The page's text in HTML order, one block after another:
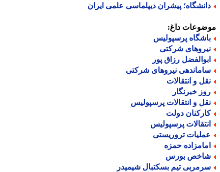
پیشران دیپلماسی علمی ایران
داغ:
پرسپولیس
شرکتی
رزاق پور
نیروهای شرکتی
و انتقالات
خبرنگار
و انتقالات پرسپولیس
دولت
پرسپولیس
تروریستی
حمزه
بورس
تیم بسکتبال شیمیدر